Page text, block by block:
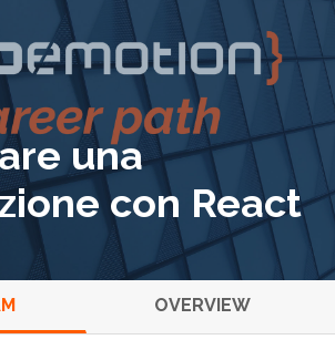
una
con React
OVERVIEW